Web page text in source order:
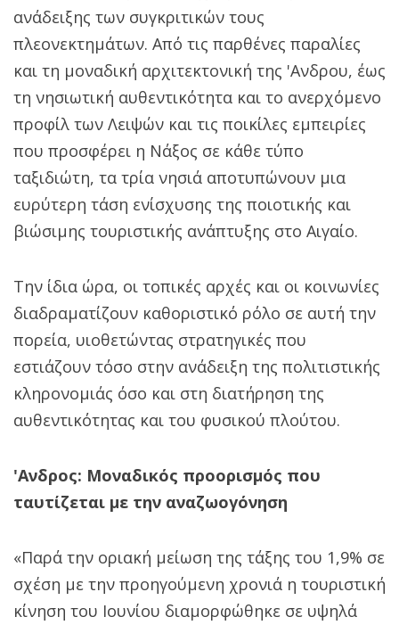
ανάδειξης των συγκριτικών τους
πλεονεκτημάτων. Από τις παρθένες παραλίες
και τη μοναδική αρχιτεκτονική της 'Ανδρου, έως
τη νησιωτική αυθεντικότητα και το ανερχόμενο
προφίλ των Λειψών και τις ποικίλες εμπειρίες
που προσφέρει η Νάξος σε κάθε τύπο
ταξιδιώτη, τα τρία νησιά αποτυπώνουν μια
ευρύτερη τάση ενίσχυσης της ποιοτικής και
βιώσιμης τουριστικής ανάπτυξης στο Αιγαίο.
Την ίδια ώρα, οι τοπικές αρχές και οι κοινωνίες
διαδραματίζουν καθοριστικό ρόλο σε αυτή την
πορεία, υιοθετώντας στρατηγικές που
εστιάζουν τόσο στην ανάδειξη της πολιτιστικής
κληρονομιάς όσο και στη διατήρηση της
αυθεντικότητας και του φυσικού πλούτου.
'Ανδρος: Μοναδικός προορισμός που
ταυτίζεται με την αναζωογόνηση
«Παρά την οριακή μείωση της τάξης του 1,9% σε
σχέση με την προηγούμενη χρονιά η τουριστική
κίνηση του Ιουνίου διαμορφώθηκε σε υψηλά